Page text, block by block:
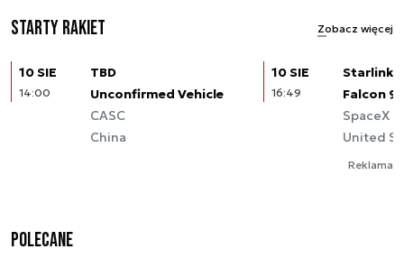
Starty rakiet Zobacz więcej
10 SIE
14:00
TBD
Unconfirmed Vehicle
CASC
China
10 SIE
16:49
Starlink
Falcon 9
SpaceX
United
Reklama
Polecane